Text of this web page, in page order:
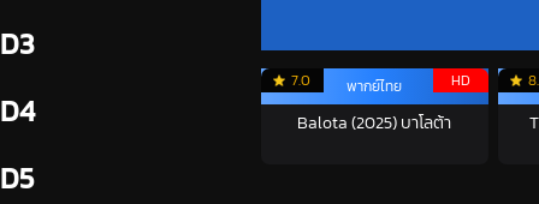
D3
D4
D5
7.0 HD
พากย์ไทย
Balota (2025) บาโลต้า